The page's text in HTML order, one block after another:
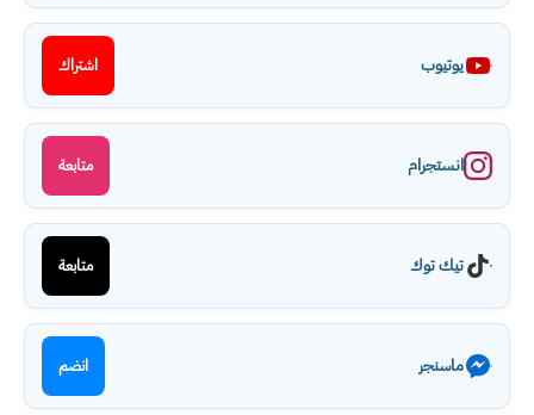
يوتيوب اشتراك
انستجرام متابعة
تيك توك متابعة
ماسنجر انضم